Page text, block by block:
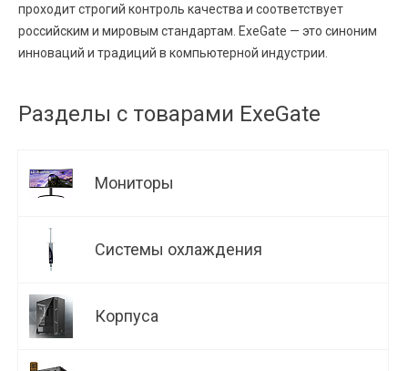
проходит строгий контроль качества и соответствует
российским и мировым стандартам. ExeGate — это синоним
инноваций и традиций в компьютерной индустрии.
Разделы с товарами ExeGate
Мониторы
Системы охлаждения
Корпуса